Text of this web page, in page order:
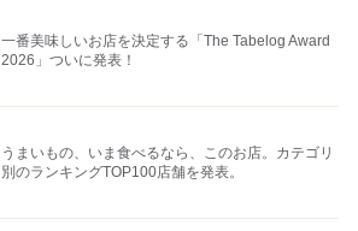
一番美味しいお店を決定する「The Tabelog Award
2026」ついに発表！
うまいもの、いま食べるなら、このお店。カテゴリ
別のランキングTOP100店舗を発表。